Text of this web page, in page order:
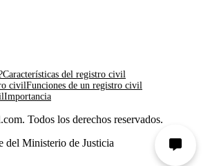
Características del registro civil
civilFunciones de un registro civil
Importancia
Todos los derechos reservados.
del Ministerio de Justicia